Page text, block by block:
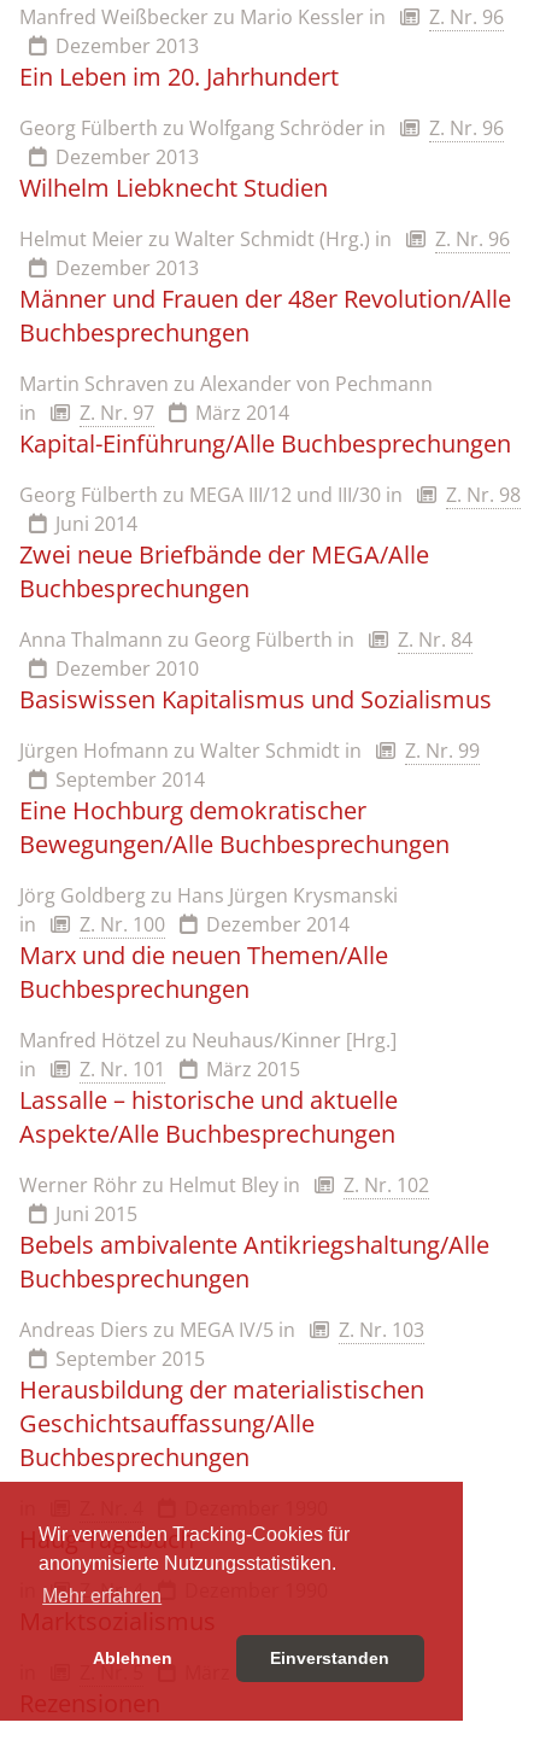
Wir verwenden Tracking-Cookies für
anonymisierte Nutzungsstatistiken.
Mehr erfahren
Ablehnen Einverstanden
Manfred Weißbecker zu Mario Kessler in
Z. Nr. 96
Dezember 2013
Ein Leben im 20. Jahrhundert
Georg Fülberth zu Wolfgang Schröder in
Z. Nr. 96
Dezember 2013
Wilhelm Liebknecht Studien
Helmut Meier zu Walter Schmidt (Hrg.) in
Z. Nr. 96
Dezember 2013
Männer und Frauen der 48er Revolution/Alle
Buchbesprechungen
Martin Schraven zu Alexander von Pechmann
in
Z. Nr. 97 März 2014
Kapital-Einführung/Alle Buchbesprechungen
Georg Fülberth zu MEGA III/12 und III/30 in
Z. Nr. 98
Juni 2014
Zwei neue Briefbände der MEGA/Alle
Buchbesprechungen
Anna Thalmann zu Georg Fülberth in
Z. Nr. 84
Dezember 2010
Basiswissen Kapitalismus und Sozialismus
Jürgen Hofmann zu Walter Schmidt in
Z. Nr. 99
September 2014
Eine Hochburg demokratischer
Bewegungen/Alle Buchbesprechungen
Jörg Goldberg zu Hans Jürgen Krysmanski
in
Z. Nr. 100 Dezember 2014
Marx und die neuen Themen/Alle
Buchbesprechungen
Manfred Hötzel zu Neuhaus/Kinner [Hrg.]
in
Z. Nr. 101 März 2015
Lassalle – historische und aktuelle
Aspekte/Alle Buchbesprechungen
Werner Röhr zu Helmut Bley in
Z. Nr. 102
Juni 2015
Bebels ambivalente Antikriegshaltung/Alle
Buchbesprechungen
Andreas Diers zu MEGA IV/5 in
Z. Nr. 103
September 2015
Herausbildung der materialistischen
Geschichtsauffassung/Alle
Buchbesprechungen
Haug-Tagebuch
Z. Nr. 4
Z. Nr. 5 März 1991